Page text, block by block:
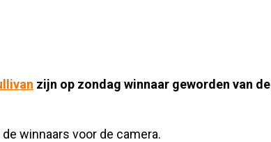
zijn op zondag winnaar geworden van de
winnaars voor de camera.